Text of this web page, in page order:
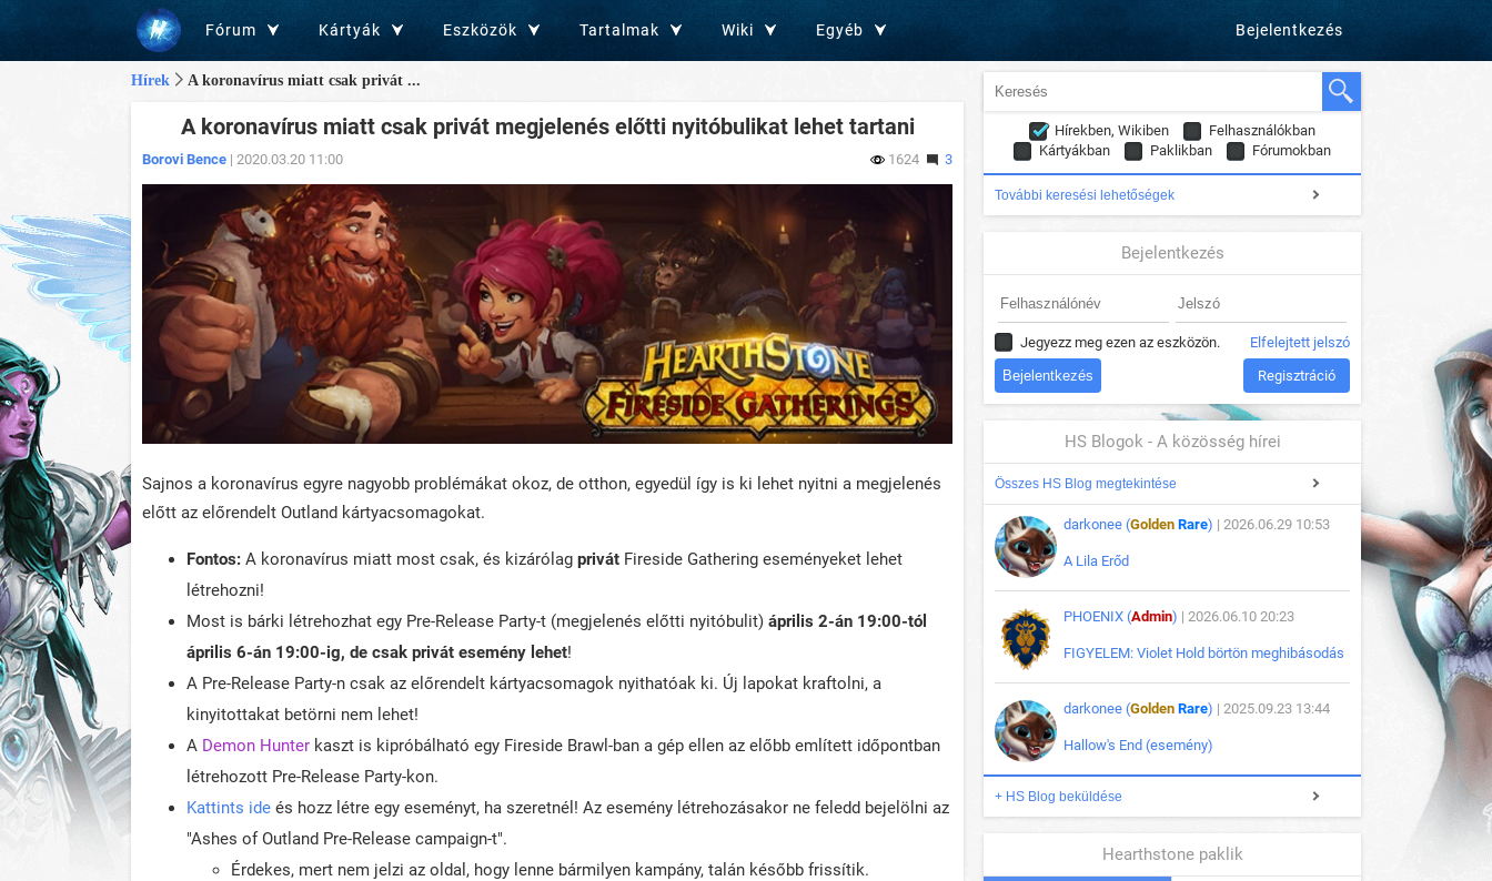
Fórum Kártyák Eszközök Tartalmak Wiki Egyéb Bejelentkezés
Hírek A koronavírus miatt csak privát ...
A koronavírus miatt csak privát megjelenés előtti nyitóbulikat lehet tartani
Borovi Bence | 2020.03.20 11:00 1624 3
Sajnos a koronavírus egyre nagyobb problémákat okoz, de otthon, egyedül így is ki lehet nyitni a megjelenés
előtt az előrendelt Outland kártyacsomagokat.
Fontos: A koronavírus miatt most csak, és kizárólag privát Fireside Gathering eseményeket lehet
létrehozni!
Most is bárki létrehozhat egy Pre-Release Party-t (megjelenés előtti nyitóbulit) április 2-án 19:00-tól
április 6-án 19:00-ig, de csak privát esemény lehet!
A Pre-Release Party-n csak az előrendelt kártyacsomagok nyithatóak ki. Új lapokat kraftolni, a
kinyitottakat betörni nem lehet!
A Demon Hunter kaszt is kipróbálható egy Fireside Brawl-ban a gép ellen az előbb említett időpontban
létrehozott Pre-Release Party-kon.
Kattints ide és hozz létre egy eseményt, ha szeretnél! Az esemény létrehozásakor ne feledd bejelölni az
"Ashes of Outland Pre-Release campaign-t".
Érdekes, mert nem jelzi az oldal, hogy lenne bármilyen kampány, talán később frissítik.
Hírekben, Wikiben
Felhasználókban
Kártyákban
Paklikban Fórumokban
További keresési lehetőségek
Bejelentkezés
Jegyezz meg ezen az eszközön. Elfelejtett jelszó
Regisztráció
HS Blogok - A közösség hírei
Összes HS Blog megtekintése
darkonee (Golden Rare) | 2026.06.29 10:53
A Lila Erőd
PHOENIX (Admin) | 2026.06.10 20:23
FIGYELEM: Violet Hold börtön meghibásodás
darkonee (Golden Rare) | 2025.09.23 13:44
Hallow's End (esemény)
+ HS Blog beküldése
Hearthstone paklik